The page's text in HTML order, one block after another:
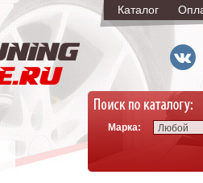
Каталог
Марка: Любой